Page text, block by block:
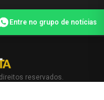
reservados.
Entre no grupo de notícias